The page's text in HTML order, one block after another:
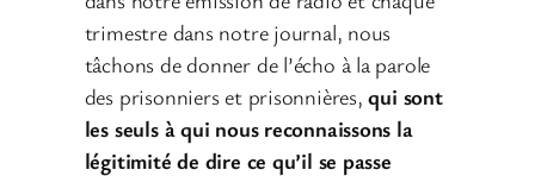
trimestre dans notre journal, nous
tâchons de donner de l’écho à la parole
des prisonniers et prisonnières,qui sont
les seuls à qui nous reconnaissons la
légitimité de dire ce qu’il se passe